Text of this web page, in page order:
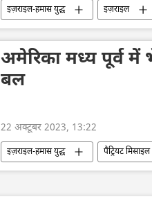
इज़राइल-हमास युद्ध इज़राइल
संयुक्त राष्ट्र
विवाद सीमा
अमेरिका मध्य पूर्व में
बल
22 अक्टूबर 2023, 13:22
इज़राइल-हमास युद्ध पैट्रियट मिसाइल
सैन्य सहायता
सैन्य अभ्यास